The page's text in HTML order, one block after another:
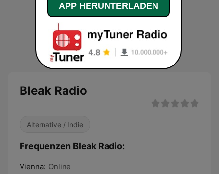
Bleak Radio
Alternative / Indie
Frequenzen Bleak Radio:
Vienna: Online
APP HERUNTERLADEN